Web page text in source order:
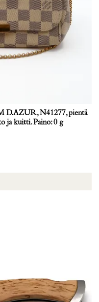
D.AZUR, N41277, pientä
ja kuitti. Paino: 0 g